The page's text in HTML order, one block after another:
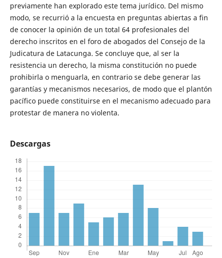
previamente han explorado este tema jurídico. Del mismo
modo, se recurrió a la encuesta en preguntas abiertas a fin
de conocer la opinión de un total 64 profesionales del
derecho inscritos en el foro de abogados del Consejo de la
Judicatura de Latacunga. Se concluye que, al ser la
resistencia un derecho, la misma constitución no puede
prohibirla o menguarla, en contrario se debe generar las
garantías y mecanismos necesarios, de modo que el plantón
pacífico puede constituirse en el mecanismo adecuado para
protestar de manera no violenta.
Descargas